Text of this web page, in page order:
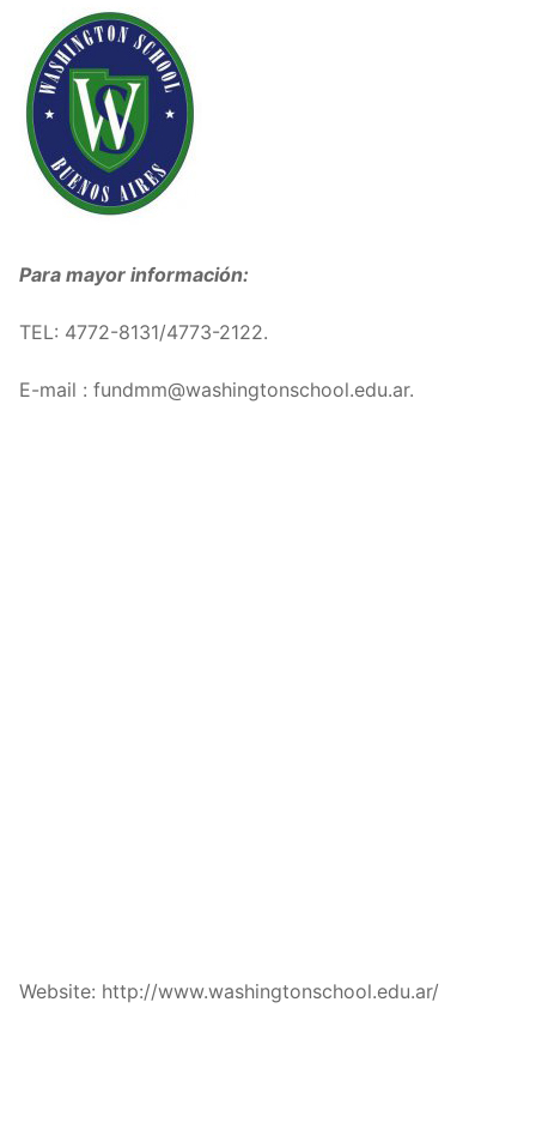
Para mayor información:
TEL: 4772-8131/4773-2122.
E-mail : fundmm@washingtonschool.edu.ar.
Website: http://www.washingtonschool.edu.ar/